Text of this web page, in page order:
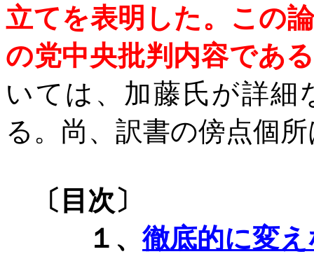
立てを表明した。この
の党中央批判内容であ
いては、加藤氏が詳細
る。尚、訳書の傍点個
〔目次〕
１、徹底的に変